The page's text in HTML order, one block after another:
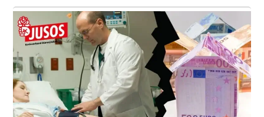
Plugin
Wir
fordern:
KFZ-
Kennzeichen
„Monschau“-
GO